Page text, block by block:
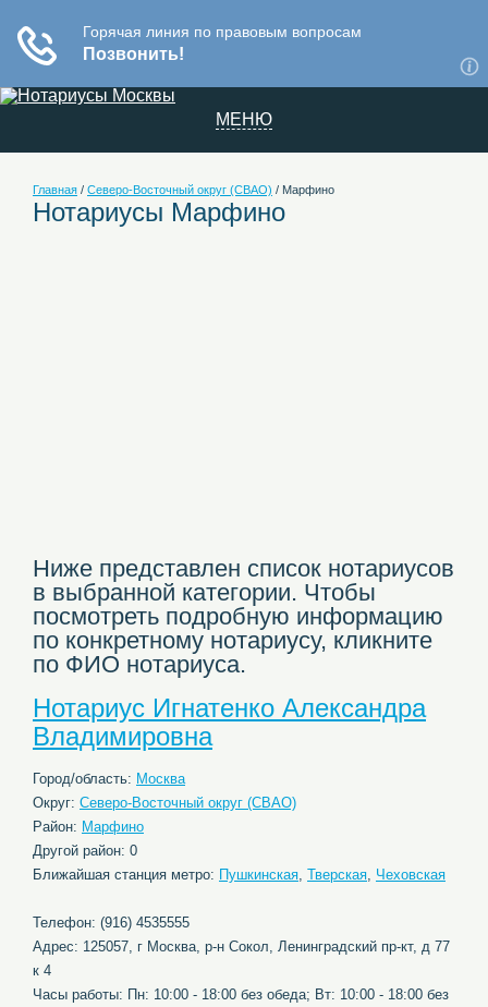
МЕНЮ
Главная / Северо-Восточный округ (СВАО) / Марфино
Нотариусы Марфино
Ниже представлен список нотариусов
в выбранной категории. Чтобы
посмотреть подробную информацию
по конкретному нотариусу, кликните
по ФИО нотариуса.
Нотариус Игнатенко Александра
Владимировна
Город/область: Москва
Округ: Северо-Восточный округ (СВАО)
Район: Марфино
Другой район: 0
Ближайшая станция метро: Пушкинская, Тверская, Чеховская
Телефон: (916) 4535555
Адрес: 125057, г Москва, р-н Сокол, Ленинградский пр-кт, д 77
к 4
Часы работы: Пн: 10:00 - 18:00 без обеда; Вт: 10:00 - 18:00 без